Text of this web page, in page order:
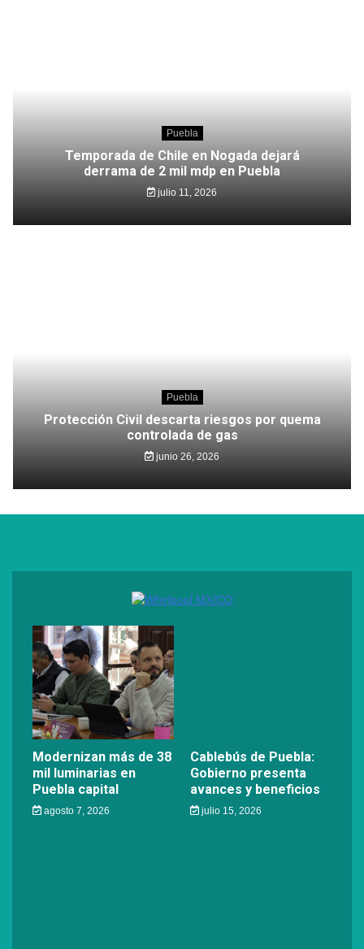
Puebla
Temporada de Chile en Nogada dejará
derrama de 2 mil mdp en Puebla
julio 11, 2026
Puebla
Protección Civil descarta riesgos por quema
controlada de gas
junio 26, 2026
Modernizan más de 38
mil luminarias en
Puebla capital
agosto 7, 2026
Cablebús de Puebla:
Gobierno presenta
avances y beneficios
julio 15, 2026